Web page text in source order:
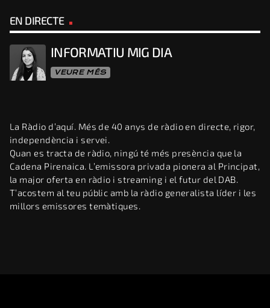
EN DIRECTE
INFORMATIU MIG DIA
VEURE MÉS
La Ràdio d’aquí. Més de 40 anys de ràdio en directe, rigor,
independència i servei.
Quan es tracta de ràdio, ningú té més presència que la
Cadena Pirenaica. L’emissora privada pionera al Principat,
la major oferta en ràdio i streaming i el futur del DAB.
T’acostem al teu públic amb la ràdio generalista líder i les
millors emissores temàtiques.